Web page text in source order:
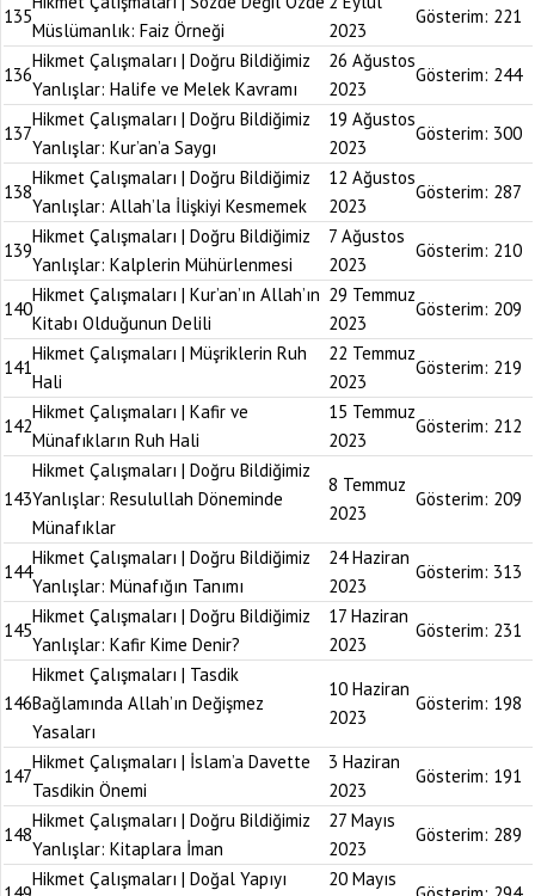
135
Müslümanlık: Faiz Örneği
2023
Gösterim: 221
136
Hikmet Çalışmaları | Doğru Bildiğimiz
Yanlışlar: Halife ve Melek Kavramı
26 Ağustos
2023
Gösterim: 244
137
Hikmet Çalışmaları | Doğru Bildiğimiz
Yanlışlar: Kur’an’a Saygı
19 Ağustos
2023
Gösterim: 300
138
Hikmet Çalışmaları | Doğru Bildiğimiz
Yanlışlar: Allah’la İlişkiyi Kesmemek
12 Ağustos
2023
Gösterim: 287
139
Hikmet Çalışmaları | Doğru Bildiğimiz
Yanlışlar: Kalplerin Mühürlenmesi
7 Ağustos
2023
Gösterim: 210
140
Hikmet Çalışmaları | Kur’an’ın Allah’ın
Kitabı Olduğunun Delili
29 Temmuz
2023
Gösterim: 209
141
Hikmet Çalışmaları | Müşriklerin Ruh
Hali
22 Temmuz
2023
Gösterim: 219
142
Hikmet Çalışmaları | Kafir ve
Münafıkların Ruh Hali
15 Temmuz
2023
Gösterim: 212
143
Hikmet Çalışmaları | Doğru Bildiğimiz
Yanlışlar: Resulullah Döneminde
Münafıklar
8 Temmuz
2023
Gösterim: 209
144
Hikmet Çalışmaları | Doğru Bildiğimiz
Yanlışlar: Münafığın Tanımı
24 Haziran
2023
Gösterim: 313
145
Hikmet Çalışmaları | Doğru Bildiğimiz
Yanlışlar: Kafir Kime Denir?
17 Haziran
2023
Gösterim: 231
146
Hikmet Çalışmaları | Tasdik
Bağlamında Allah’ın Değişmez
Yasaları
10 Haziran
2023
Gösterim: 198
147
Hikmet Çalışmaları | İslam’a Davette
Tasdikin Önemi
3 Haziran
2023
Gösterim: 191
148
Hikmet Çalışmaları | Doğru Bildiğimiz
Yanlışlar: Kitaplara İman
27 Mayıs
2023
Gösterim: 289
Hikmet Çalışmaları | Doğal Yapıyı
20 Mayıs